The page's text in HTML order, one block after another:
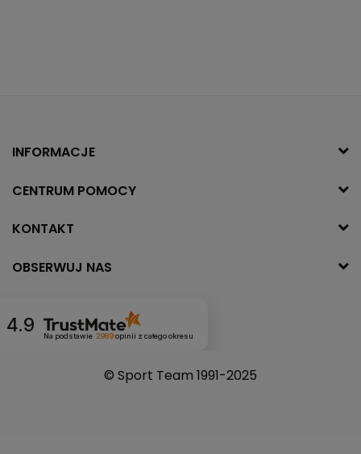
INFORMACJE
CENTRUM POMOCY
KONTAKT
OBSERWUJ NAS
4.9 Na podstawie 2989opinii z całego okresu
© Sport Team 1991-2025